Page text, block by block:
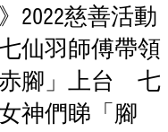
2022慈善活動
仙羽師傅帶領
腳」上台 七
神們睇「腳